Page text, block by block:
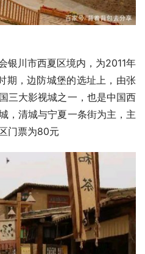
银川市西夏区境内，为2011年
期，边防城堡的选址上，由张
三大影视城之一，也是中国西
，清城与宁夏一条街为主，主
门票为80元